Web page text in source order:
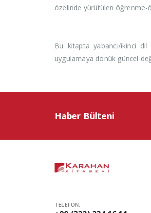
özelinde yürütülen öğrenme-
Bu kitapta yabancı/ikinci dil
uygulamaya dönük güncel
Haber Bülteni
TELEFON: